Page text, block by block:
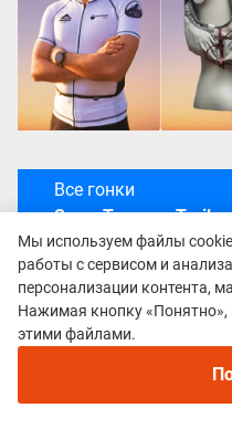
Все гонки
Snow Taganay Trail
Мы используем файлы
работы с сервисом и
персонализации контента,
Нажимая кнопку «Понятно»,
этими файлами.